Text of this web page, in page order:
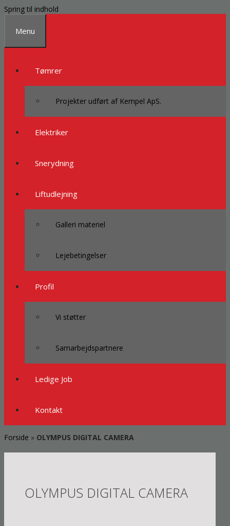
Spring til indhold
Menu
Tømrer
Projekter udført af Kempel ApS.
Elektriker
Snerydning
Liftudlejning
Galleri materiel
Lejebetingelser
Profil
Vi støtter
Samarbejdspartnere
Ledige Job
Kontakt
Forside » OLYMPUS DIGITAL CAMERA
OLYMPUS DIGITAL CAMERA